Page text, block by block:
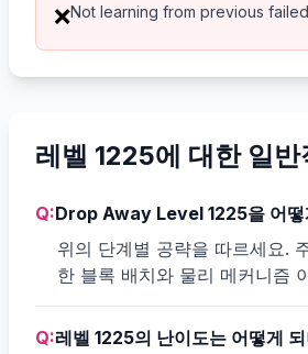
❌Not learning from previous
레벨 1225에 대한 일
Q:Drop Away Level 1225을 어떻
위의 단계별 공략을 따르세요.
한 블록 배치와 물리 메커니즘
Q:레벨 1225의 난이도는 어떻게